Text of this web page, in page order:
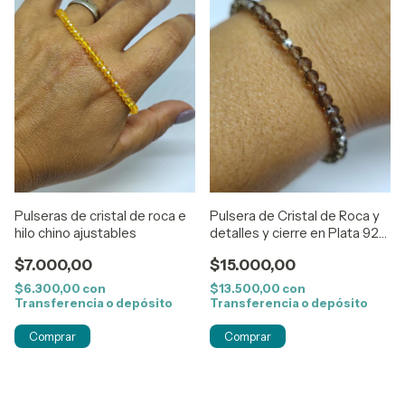
Pulseras de cristal de roca e
hilo chino ajustables
$7.000,00
$6.300,00 con
Transferencia o depósito
Pulsera de Cristal de Roca y
detalles y cierre en Plata 925
$15.000,00
$13.500,00 con
Transferencia o depósito